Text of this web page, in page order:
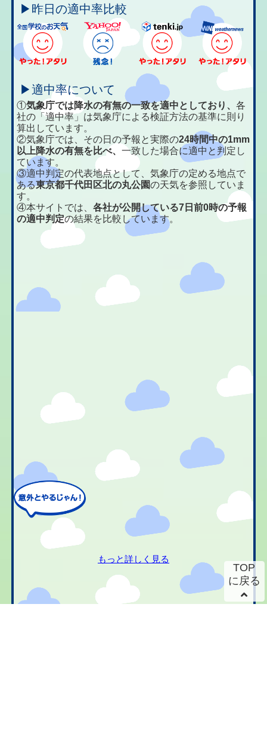
▶昨日の適中率比較
▶適中率について
①気象庁では降水の有無の一致を適中としており、各
社の「適中率」は気象庁による検証方法の基準に則り
算出しています。
②気象庁では、その日の予報と実際の24時間中の1mm
以上降水の有無を比べ、一致した場合に適中と判定し
ています。
③適中判定の代表地点として、気象庁の定める地点で
ある東京都千代田区北の丸公園の天気を参照していま
す。
④本サイトでは、各社が公開している7日前0時の予報
の適中判定の結果を比較しています。
もっと詳しく見る
TOP
に戻る